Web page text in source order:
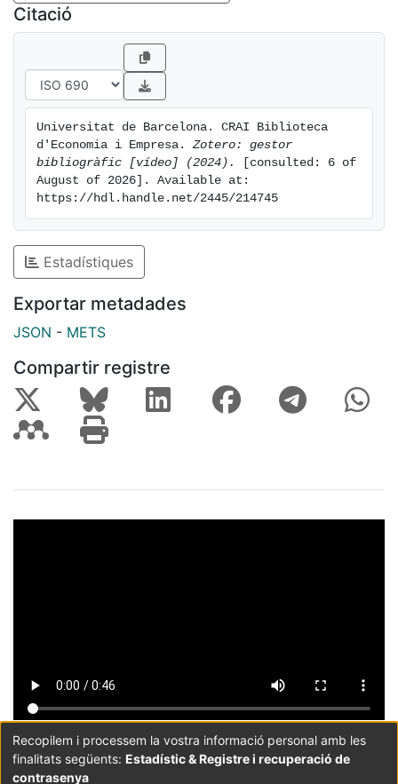
Citació
Universitat de Barcelona. CRAI Biblioteca
d'Economia i Empresa. Zotero: gestor
bibliogràfic [vídeo] (2024).
[consulted: 6 of
August of 2026]. Available at:
https://hdl.handle.net/2445/214745
Estadístiques
Exportar metadades
JSON - METS
Compartir registre
Coordinació:CRAI UB Avís legal
Metadades
subjectes a:
Recopilem i processem la vostra informació personal amb les
finalitats següents: Estadístic & Registre i recuperació de
contrasenya